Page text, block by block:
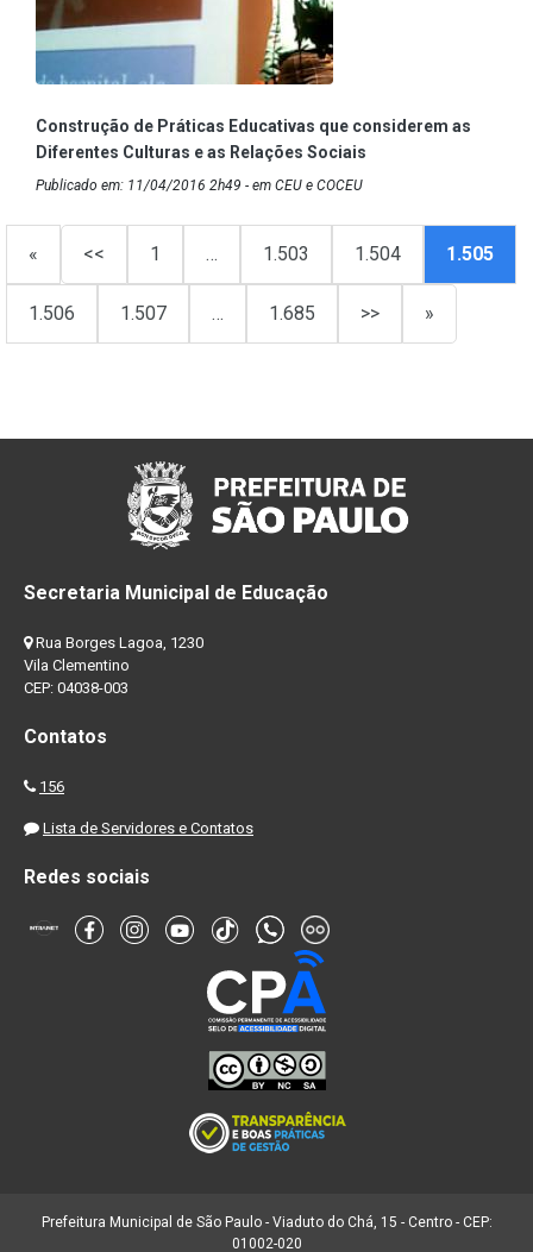
Construção de Práticas Educativas que considerem as
Diferentes Culturas e as Relações Sociais
Publicado em: 11/04/2016 2h49 - em CEU e COCEU
« << 1 … 1.503 1.504 1.505
1.506 1.507 … 1.685 >> »
Secretaria Municipal de Educação
Rua Borges Lagoa, 1230
Vila Clementino
CEP: 04038-003
Contatos
156
Lista de Servidores e Contatos
Redes sociais
Prefeitura Municipal de São Paulo - Viaduto do Chá, 15 - Centro - CEP:
01002-020